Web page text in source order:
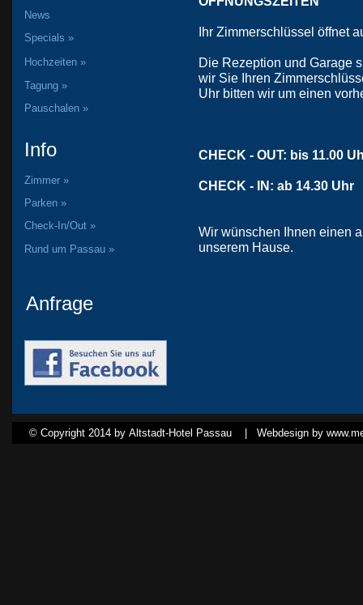
News
Specials »
Hochzeiten »
Tagung »
Pauschalen »
Info
Zimmer »
Parken »
Check-In/Out »
Rund um Passau »
Anfrage
Ihr Zimmerschlüssel öffnet
Die Rezeption und Garage
wir Sie Ihren
Uhr bitten wir um einen
CHECK - OUT: bis 11.00
CHECK - IN: ab 14.30 Uhr
Wir wünschen Ihnen einen
unserem Hause.
© Copyright 2014 by Altstadt-Hotel Passau | Webdesign by